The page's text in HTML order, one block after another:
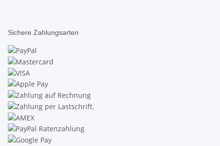
Sichere Zahlungsarten